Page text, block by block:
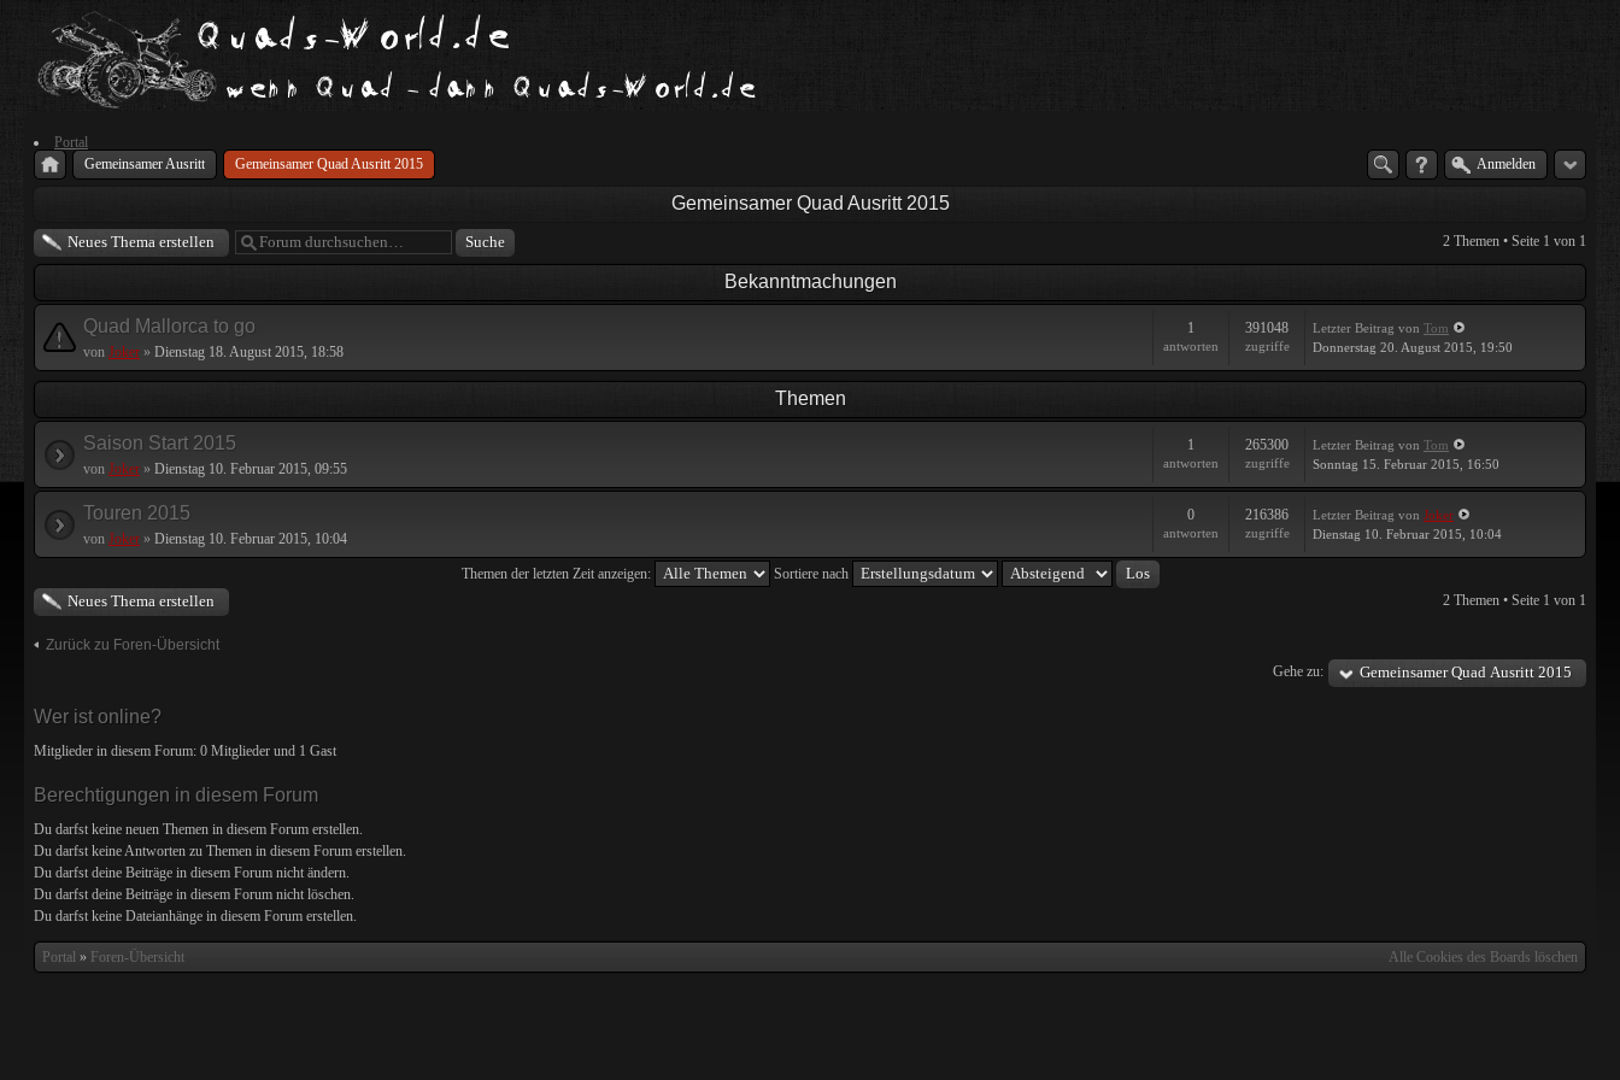
Portal
Gemeinsamer Ausritt
Gemeinsamer Quad Ausritt 2015 Anmelden
Gemeinsamer Quad Ausritt 2015
Neues Thema erstellen 2 Themen • Seite 1 von 1
Bekanntmachungen
Quad Mallorca to go
von Joker » Dienstag 18. August 2015, 18:58
1
antworten
391048
zugriffe
Letzter Beitrag von Tom
Donnerstag 20. August 2015, 19:50
Themen
Saison Start 2015
von Joker » Dienstag 10. Februar 2015, 09:55
1
antworten
265300
zugriffe
Letzter Beitrag von Tom
Sonntag 15. Februar 2015, 16:50
Touren 2015
von Joker » Dienstag 10. Februar 2015, 10:04
0
antworten
216386
zugriffe
Letzter Beitrag von Joker
Dienstag 10. Februar 2015, 10:04
Themen der letzten Zeit anzeigen: Sortiere nach
Neues Thema erstellen 2 Themen • Seite 1 von 1
Zurück zu Foren-Übersicht
Gehe zu:
Gemeinsamer Quad Ausritt 2015
Wer ist online?
Mitglieder in diesem Forum: 0 Mitglieder und 1 Gast
Berechtigungen in diesem Forum
Du darfst keine neuen Themen in diesem Forum erstellen.
Du darfst keineAntworten zu Themen in diesem Forum erstellen.
Du darfst deine Beiträge in diesem Forum nicht ändern.
Du darfst deine Beiträge in diesem Forum nicht löschen.
Du darfst keine Dateianhänge in diesem Forum erstellen.
Portal » Foren-Übersicht Alle Cookies des Boards löschen